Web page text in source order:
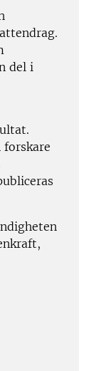
del i